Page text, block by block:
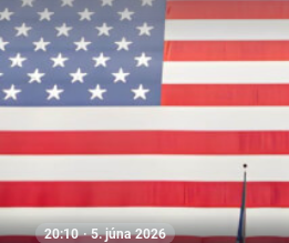
20:10 · 5. júna 2026